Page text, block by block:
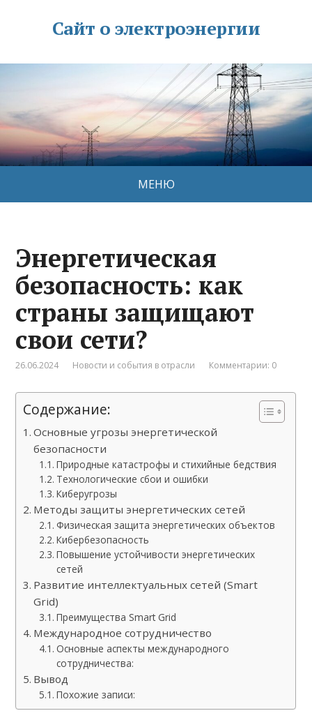
Сайт о электроэнергии
МЕНЮ
Энергетическая
безопасность: как
страны защищают
свои сети?
26.06.2024 Новости и события в отрасли Комментарии: 0
Содержание:
Основные угрозы энергетической
безопасности
Природные катастрофы и стихийные бедствия
Технологические сбои и ошибки
Киберугрозы
Методы защиты энергетических сетей
Физическая защита энергетических объектов
Кибербезопасность
Повышение устойчивости энергетических
сетей
Развитие интеллектуальных сетей (Smart
Grid)
Преимущества Smart Grid
Международное сотрудничество
Основные аспекты международного
сотрудничества:
Вывод
Похожие записи: